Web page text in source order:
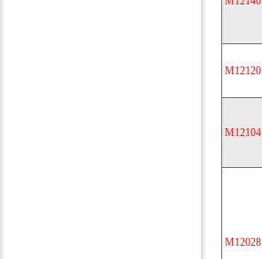
M12120
M12104
M12028